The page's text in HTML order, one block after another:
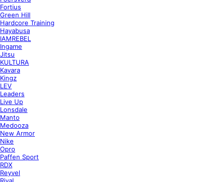
Fortius
Green Hill
Hardcore Training
Hayabusa
IAMREBEL
Ingame
Jitsu
KULTURA
Kavara
Kingz
LEV
Leaders
Live Up
Lonsdale
Manto
Medooza
New Armor
Nike
Opro
Paffen Sport
RDX
Reyvel